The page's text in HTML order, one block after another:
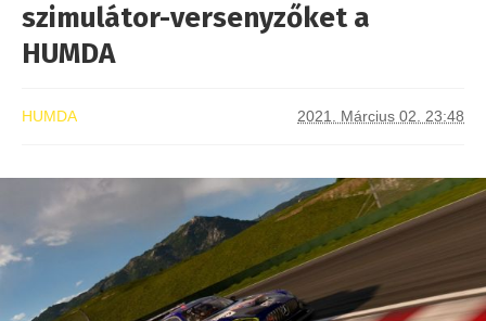
szimulátor-versenyzőket a
HUMDA
HUMDA 2021. Március 02. 23:48